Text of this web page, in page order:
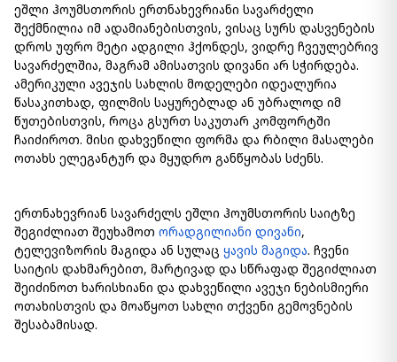
ეშლი ჰოუმსთორის ერთნახევრიანი სავარძელი
შექმნილია იმ ადამიანებისთვის, ვისაც სურს დასვენების
დროს უფრო მეტი ადგილი ჰქონდეს, ვიდრე ჩვეულებრივ
სავარძელშია, მაგრამ ამისათვის დივანი არ სჭირდება.
ამერიკული ავეჯის სახლის მოდელები იდეალურია
წასაკითხად, ფილმის საყურებლად ან უბრალოდ იმ
წუთებისთვის, როცა გსურთ საკუთარ კომფორტში
ჩაიძიროთ. მისი დახვეწილი ფორმა და რბილი მასალები
ოთახს ელეგანტურ და მყუდრო განწყობას სძენს.
ერთნახევრიან სავარძელს ეშლი ჰოუმსთორის საიტზე
შეგიძლიათ შეუხამოთ ორადგილიანი დივანი,
ტელევიზორის მაგიდა ან სულაც ყავის მაგიდა. ჩვენი
საიტის დახმარებით, მარტივად და სწრაფად შეგიძლიათ
შეიძინოთ ხარისხიანი და დახვეწილი ავეჯი ნებისმიერი
ოთახისთვის და მოაწყოთ სახლი თქვენი გემოვნების
შესაბამისად.